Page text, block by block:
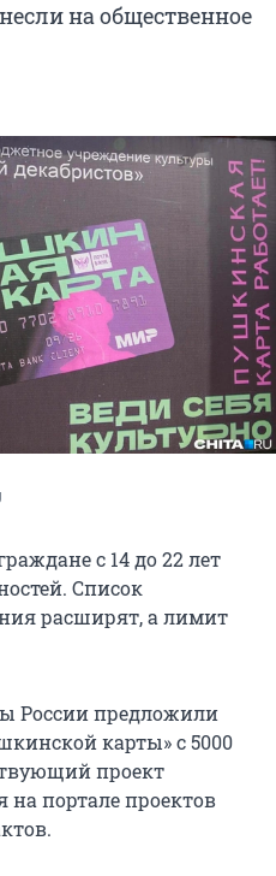
на общественное
с 14 до 22 лет
Список
расширят, а лимит
России предложили
карты» с 5000
проект
на портале проектов